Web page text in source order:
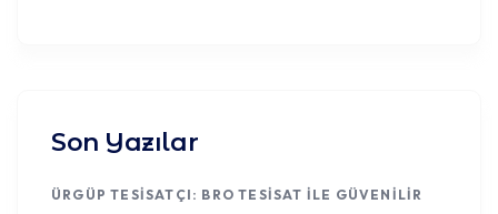
Son Yazılar
ÜRGÜP TESISATÇI: BRO TESISAT ILE GÜVENILIR